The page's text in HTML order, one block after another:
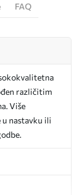
FAQ
različitim
Više
nastavku ili